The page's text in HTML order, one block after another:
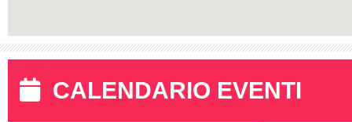
CALENDARIO EVENTI